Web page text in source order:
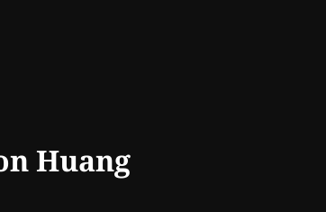
Huang